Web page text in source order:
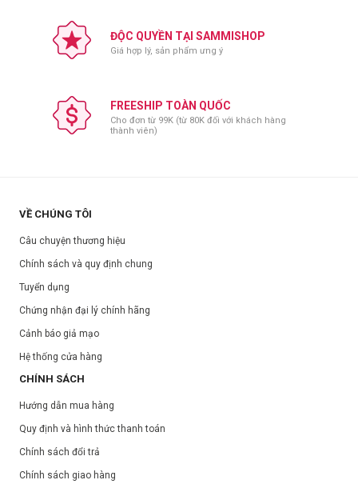
Thông số sản phẩm​​​​​​​:
Thương hiệu:
Milaganics
Trọng lượng:
300ml
Hạn sử dụng:
Xem trên bao bì sản phẩm.
ĐỘC QUYỀN TẠI SAMMISHOP
Giá hợp lý, sản phẩm ưng ý
FREESHIP TOÀN QUỐC
Cho đơn từ 99K (từ 80K đối với khách hàng
thành viên)
VỀ CHÚNG TÔI
Câu chuyện thương hiệu
Chính sách và quy định chung
Tuyển dụng
Chứng nhận đại lý chính hãng
Cảnh báo giả mạo
Hệ thống cửa hàng
CHÍNH SÁCH
Hướng dẫn mua hàng
Quy định và hình thức thanh toán
Chính sách đổi trả
Chính sách giao hàng